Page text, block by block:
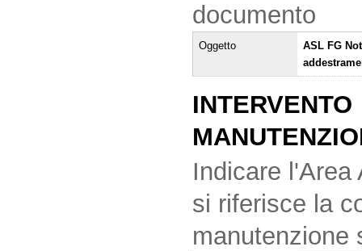
documento
Oggetto
ASL FG
INTERVENTO
Indicare l'Area
si riferisce la
manutenzione